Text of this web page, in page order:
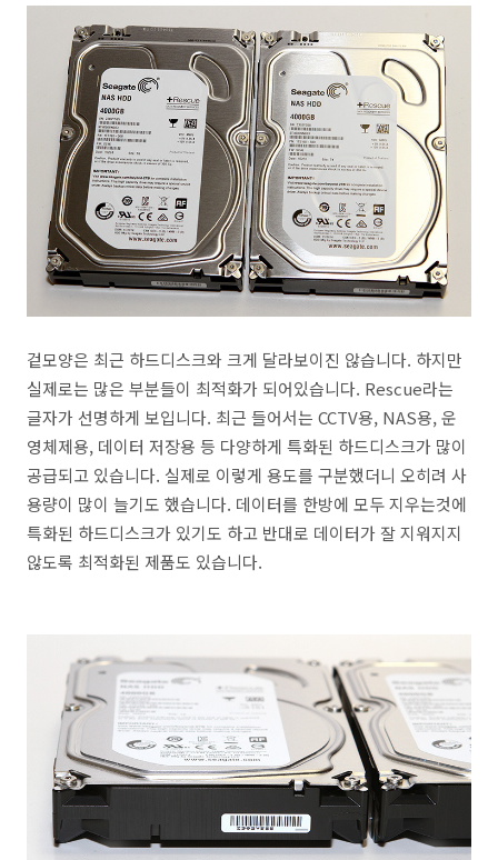
겉모양은 최근 하드디스크와 크게 달라보이진 않습니다. 하지만
실제로는 많은 부분들이 최적화가 되어있습니다. Rescue라는
글자가 선명하게 보입니다. 최근 들어서는 CCTV용, NAS용, 운
영체제용, 데이터 저장용 등 다양하게 특화된 하드디스크가 많이
공급되고 있습니다. 실제로 이렇게 용도를 구분했더니 오히려 사
용량이 많이 늘기도 했습니다. 데이터를 한방에 모두 지우는것에
특화된 하드디스크가 있기도 하고 반대로 데이터가 잘 지워지지
않도록 최적화된 제품도 있습니다.